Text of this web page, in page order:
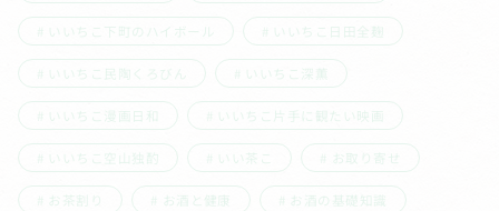
いいちこ下町のハイボール いいちこ日田全麹
いいちこ民陶くろびん いいちこ深薫
いいちこ漫画日和 いいちこ片手に観たい映画
いいちこ空山独酌 いい茶こ お取り寄せ
お茶割り お酒と健康 お酒の基礎知識